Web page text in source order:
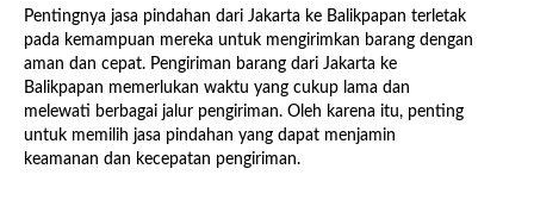
Pentingnya jasa pindahan dari Jakarta ke Balikpapan terletak
pada kemampuan mereka untuk mengirimkan barang dengan
aman dan cepat. Pengiriman barang dari Jakarta ke
Balikpapan memerlukan waktu yang cukup lama dan
melewati berbagai jalur pengiriman. Oleh karena itu, penting
untuk memilih jasa pindahan yang dapat menjamin
keamanan dan kecepatan pengiriman.